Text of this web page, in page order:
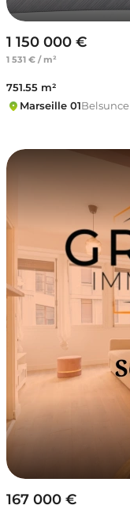
1 150 000 €
1 531 € / m²
751.55 m²
Marseille 01Belsunce
167 000 €